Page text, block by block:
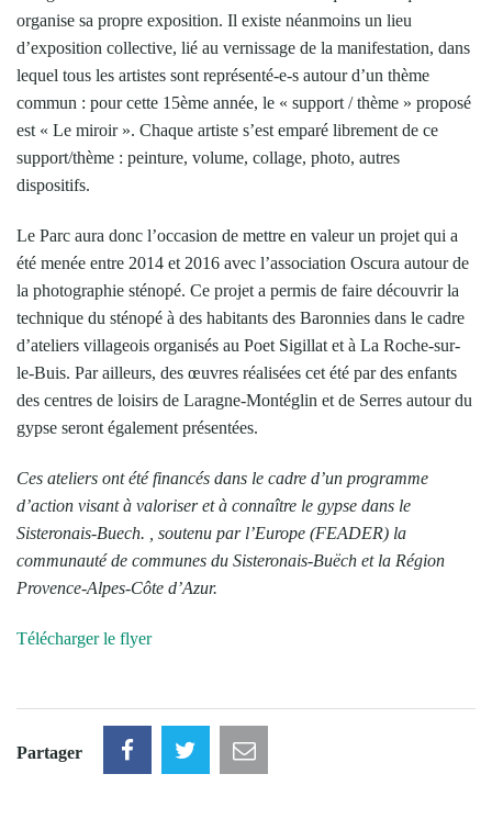
organise sa propre exposition. Il existe néanmoins un lieu
d’exposition collective, lié au vernissage de la manifestation, dans
lequel tous les artistes sont représenté-e-s autour d’un thème
commun : pour cette 15ème année, le « support / thème » proposé
est « Le miroir ». Chaque artiste s’est emparé librement de ce
support/thème : peinture, volume, collage, photo, autres
dispositifs.
Le Parc aura donc l’occasion de mettre en valeur un projet qui a
été menée entre 2014 et 2016 avec l’association Oscura autour de
la photographie sténopé. Ce projet a permis de faire découvrir la
technique du sténopé à des habitants des Baronnies dans le cadre
d’ateliers villageois organisés au Poet Sigillat et à La Roche-sur-
le-Buis. Par ailleurs, des œuvres réalisées cet été par des enfants
des centres de loisirs de Laragne-Montéglin et de Serres autour du
gypse seront également présentées.
Ces ateliers ont été financés dans le cadre d’un programme
d’action visant à valoriser et à connaître le gypse dans le
Sisteronais-Buech. , soutenu par l’Europe (FEADER) la
communauté de communes du Sisteronais-Buëch et la Région
Provence-Alpes-Côte d’Azur.
Télécharger le flyer
Partager